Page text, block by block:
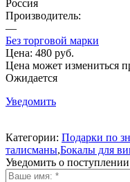
Россия
Производитель:
—
Без торговой марки
Цена: 480 руб.
Цена может измениться
Ожидается
Уведомить
Категории: Подарки по
талисманы,Бокалы для
Уведомить о поступлении